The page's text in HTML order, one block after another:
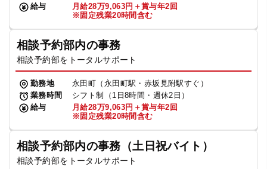
給与
月給28万9,063円＋賞与年2回
※固定残業20時間含む
相談予約部内の事務
相談予約部をトータルサポート
勤務地
永田町（永田町駅・赤坂見附駅すぐ）
業務時間
シフト制（1日8時間・週休2日）
給与
月給28万9,063円＋賞与年2回
※固定残業20時間含む
相談予約部内の事務（土日祝バイト）
相談予約部をトータルサポート